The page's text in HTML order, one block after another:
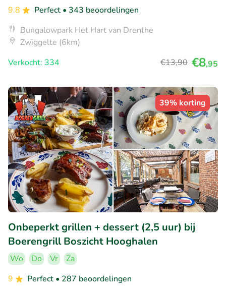
9.8
Perfect • 343 beoordelingen
Bungalowpark Het Hart van Drenthe
Zwiggelte (6km)
Verkocht: 334
€13,90 €8,95
39% korting
Onbeperkt grillen + dessert (2,5 uur) bij
Boerengrill Boszicht Hooghalen
Wo Do Vr
Za
9
Perfect • 287 beoordelingen